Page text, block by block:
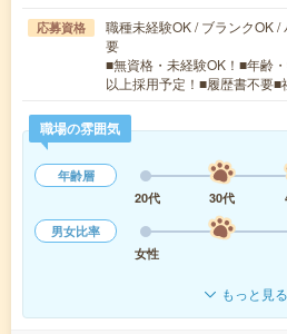
応募資格
職種未経験OK / ブランクOK
要
■無資格・未経験OK！■年齢
以上採用予定！■履歴書不要
職場の雰囲気
年齢層
20代
30代
男女比率
女性
もっと見る